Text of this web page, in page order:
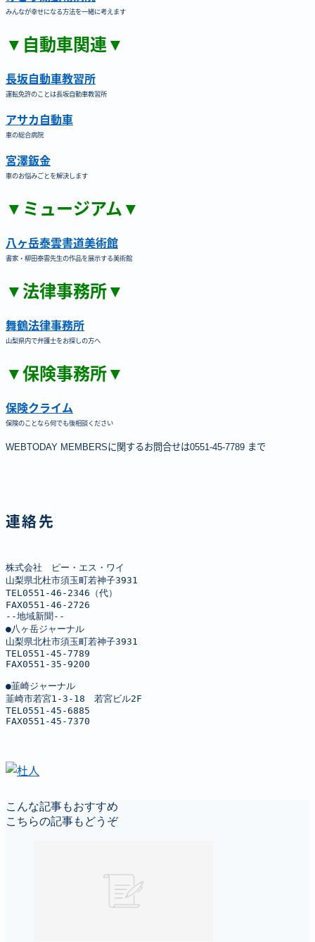
みんなが幸せになる方法を一緒に考えます
▼自動車関連▼
長坂自動車教習所
運転免許のことは長坂自動車教習所
アサカ自動車
車の総合病院
宮澤鈑金
車のお悩みごとを解決します
▼ミュージアム▼
八ヶ岳泰雲書道美術館
書家・柳田泰雲先生の作品を展示する美術館
▼法律事務所▼
舞鶴法律事務所
山梨県内で弁護士をお探しの方へ
▼保険事務所▼
保険クライム
保険のことなら何でも後相談ください
WEBTODAY MEMBERSに関するお問合せは0551-45-7789 まで
連絡先
株式会社　ピー・エス・ワイ
山梨県北杜市須玉町若神子3931
TEL0551-46-2346（代）
FAX0551-46-2726
--地域新聞--
●八ヶ岳ジャーナル
山梨県北杜市須玉町若神子3931
TEL0551-45-7789
FAX0551-35-9200
●韮崎ジャーナル
韮崎市若宮1-3-18　若宮ビル2F
TEL0551-45-6885
FAX0551-45-7370
こんな記事もおすすめ
こちらの記事もどうぞ